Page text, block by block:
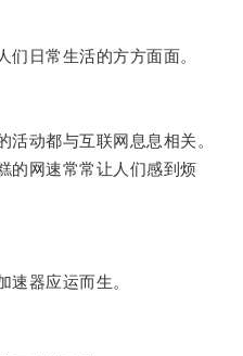
日常生活的方方面面。
动都与互联网息息相关。
网速常常让人们感到烦
器应运而生。